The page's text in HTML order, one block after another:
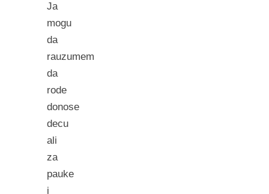
Ja
mogu
da
rauzumem
da
rode
donose
decu
ali
za
pauke
i